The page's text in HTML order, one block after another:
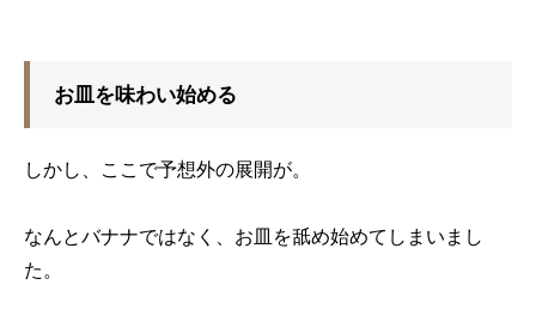
お皿を味わい始める
しかし、ここで予想外の展開が。
なんとバナナではなく、お皿を舐め始めてしまいまし
た。